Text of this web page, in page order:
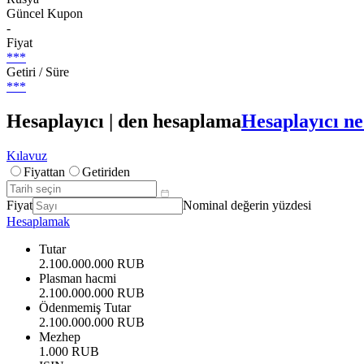
Güncel Kupon
-
Fiyat
***
Getiri / Süre
***
Hesaplayıcı | den hesaplamaHesaplayıcı
Kılavuz
Fiyattan
Getiriden
Fiyat
Nominal değerin yüzdesi
Hesaplamak
Tutar
2.100.000.000 RUB
Plasman hacmi
2.100.000.000 RUB
Ödenmemiş Tutar
2.100.000.000 RUB
Mezhep
1.000 RUB